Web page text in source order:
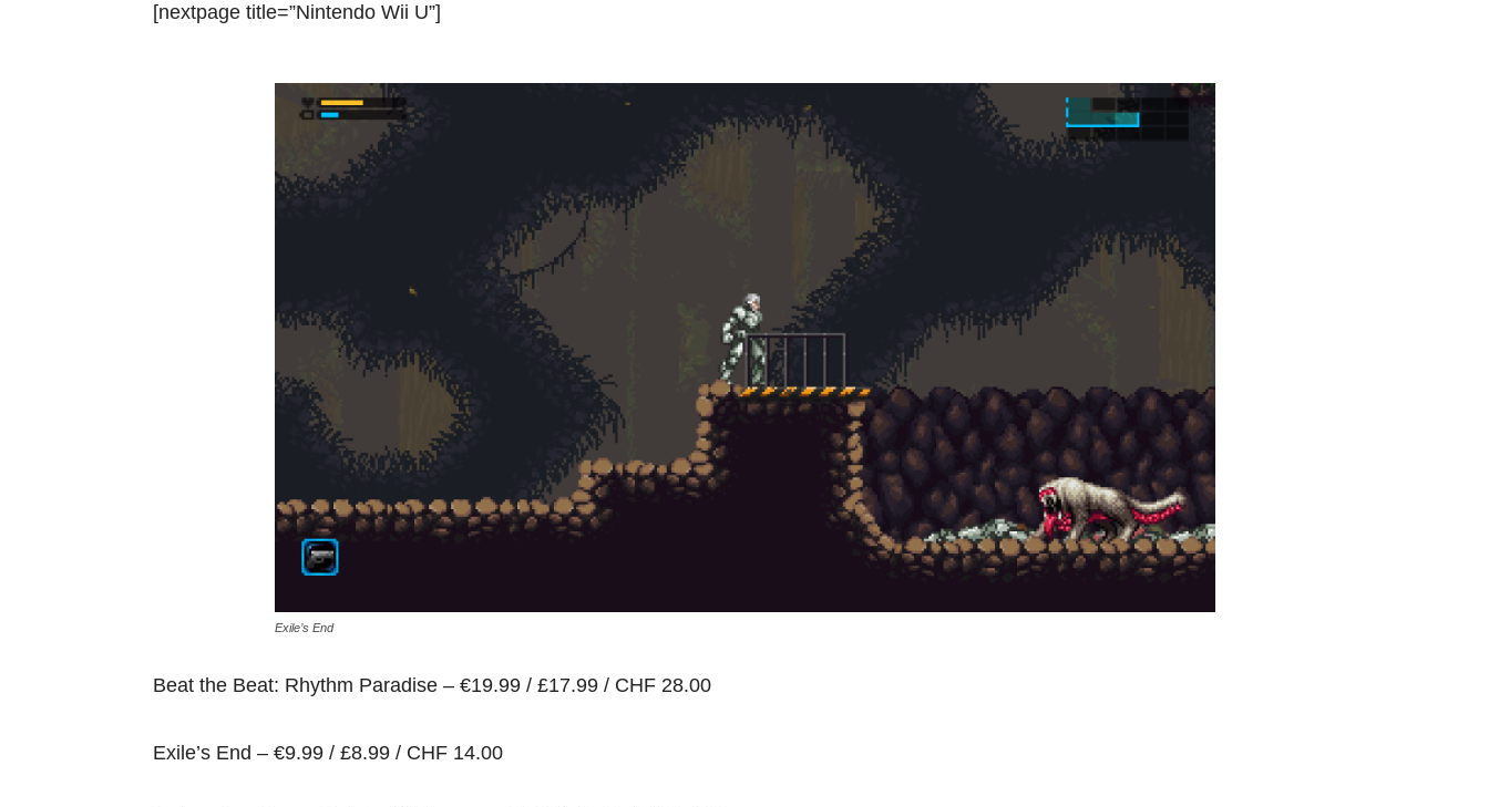
[nextpage title=”Nintendo Wii U”]
Exile’s End
Beat the Beat: Rhythm Paradise – €19.99 / £17.99 / CHF 28.00
Exile’s End – €9.99 / £8.99 / CHF 14.00